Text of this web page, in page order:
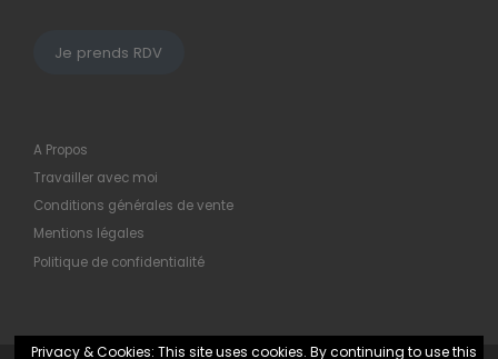
Je prends RDV
A Propos
Travailler avec moi
Conditions générales de vente
Mentions légales
Politique de confidentialité
Privacy & Cookies: This site uses cookies. By continuing to use this